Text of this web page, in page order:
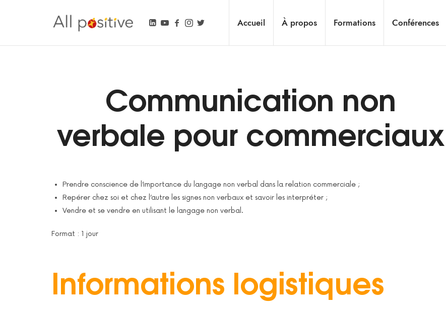
All Positive Accueil À propos Formations Conférences
Communication non
verbale pour commerciaux
Prendre conscience de l’importance du langage non verbal dans la relation commerciale ;
Repérer chez soi et chez l’autre les signes non verbaux et savoir les interpréter ;
Vendre et se vendre en utilisant le langage non verbal.
Format : 1 jour
Informations logistiques